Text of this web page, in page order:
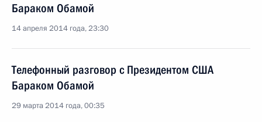
Бараком Обамой
14 апреля 2014 года, 23:30
Телефонный разговор с Президентом США
Бараком Обамой
29 марта 2014 года, 00:35